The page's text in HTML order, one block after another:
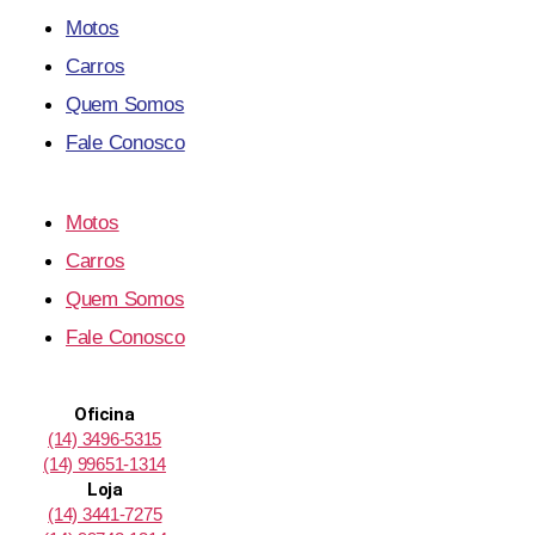
Motos
Carros
Quem Somos
Fale Conosco
Motos
Carros
Quem Somos
Fale Conosco
Oficina
(14) 3496-5315
(14) 99651-1314
Loja
(14) 3441-7275